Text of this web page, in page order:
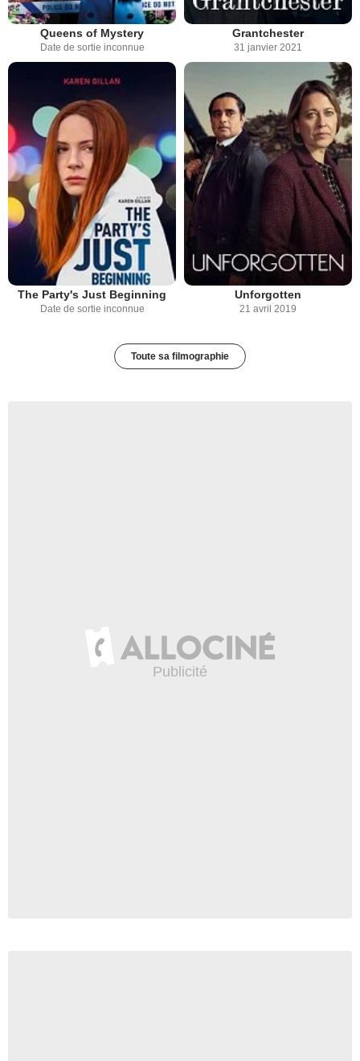
Queens of Mystery
Date de sortie inconnue
Grantchester
31 janvier 2021
The Party's Just Beginning
Date de sortie inconnue
Unforgotten
21 avril 2019
Toute sa filmographie